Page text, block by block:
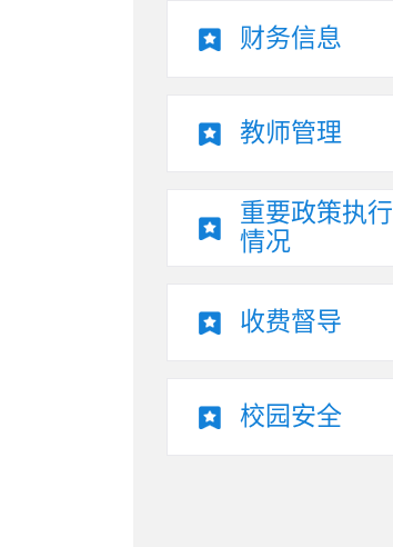
财务信息
教师管理
重要政策执行
情况
收费督导
校园安全